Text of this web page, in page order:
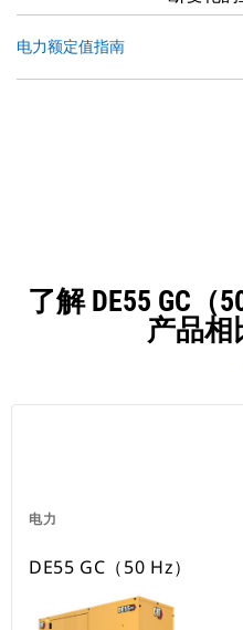
电力额定值指南
了解 DE55 GC（
产品相
电力
DE55 GC（50 Hz）